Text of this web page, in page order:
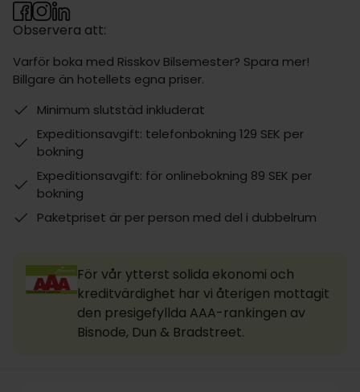
Observera att:
Varför boka med Risskov Bilsemester? Spara mer!
Billgare än hotellets egna priser.
Minimum slutstäd inkluderat
Expeditionsavgift: telefonbokning 129 SEK per
bokning
Expeditionsavgift: för onlinebokning 89 SEK per
bokning
Paketpriset är per person med del i dubbelrum
För vår ytterst solida ekonomi och
kreditvärdighet har vi återigen mottagit
den presigefyllda AAA-rankingen av
Bisnode, Dun & Bradstreet.